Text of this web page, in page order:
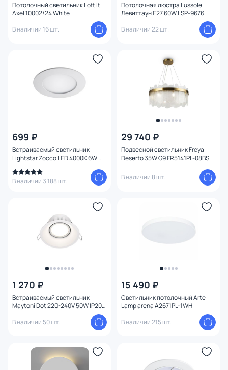
Потолочный светильник Loft It
Axel 10002/24 White
В наличии 16 шт.
Потолочная люстра Lussole
Левиттаун E27 60W LSP-9676
В наличии 22 шт.
699 ₽
Встраиваемый светильник
Lightstar Zocco LED 4000K 6W
В наличии 3 188 шт.
29 740 ₽
Подвесной светильник Freya
Deserto 35W G9 FR5141PL-08BS
В наличии 8 шт.
1 270 ₽
Встраиваемый светильник
Maytoni Dot 220-240V 50W IP20
В наличии 50 шт.
15 490 ₽
Светильник потолочный Arte
Lamp arena A2671PL-1WH
В наличии 215 шт.